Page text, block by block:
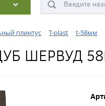
плинтус T-plast t-58мм
ШЕРВУД